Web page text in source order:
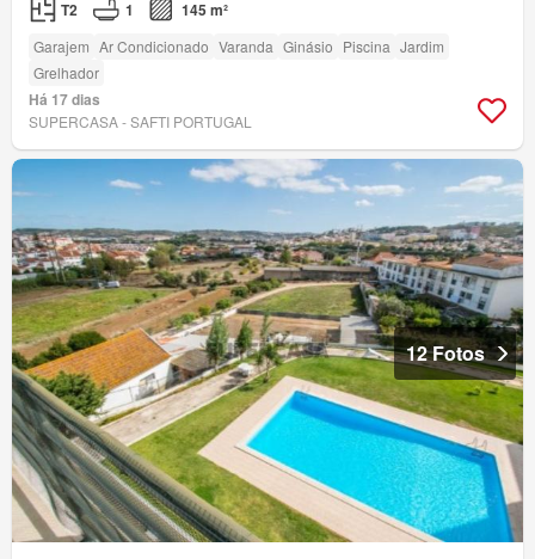
T2 1 145 m²
Garajem Ar Condicionado Varanda Ginásio Piscina Jardim
Grelhador
Há 17 dias
SUPERCASA - SAFTI PORTUGAL
12 Fotos